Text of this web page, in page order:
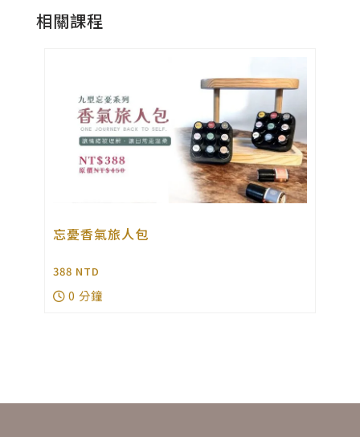
相關課程
忘憂香氣旅人包
388 NTD
0 分鐘